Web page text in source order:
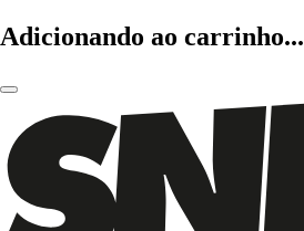
Adicionando ao carrinho...